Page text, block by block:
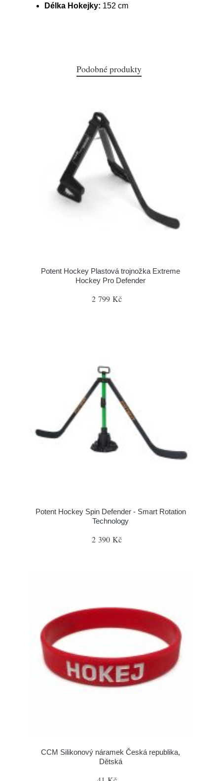
Délka Hokejky: 152 cm
Podobné produkty
Potent Hockey Plastová trojnožka Extreme
Hockey Pro Defender
2 799 Kč
Potent Hockey Spin Defender - Smart Rotation
Technology
2 390 Kč
CCM Silikonový náramek Česká republika,
Dětská